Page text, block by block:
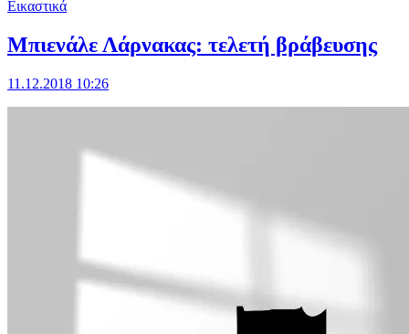
Εικαστικά
Μπιενάλε Λάρνακας: τελετή βράβευσης
11.12.2018 10:26